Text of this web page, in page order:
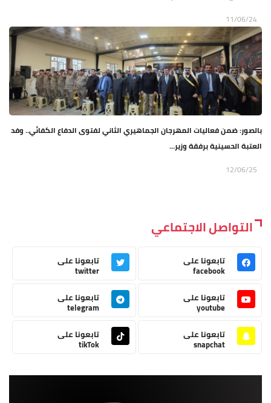
11/06/24
بالصور: ضمن فعاليات المهرجان الجماهيري الثاني لفتوى الدفاع الكفائي.. وفد
العتبة الحسينية برفقة وزير...
12/06/25
التواصل الاجتماعي
تابعونا على
facebook
تابعونا على
twitter
تابعونا على
youtube
تابعونا على
telegram
تابعونا على
snapchat
تابعونا على
tikTok